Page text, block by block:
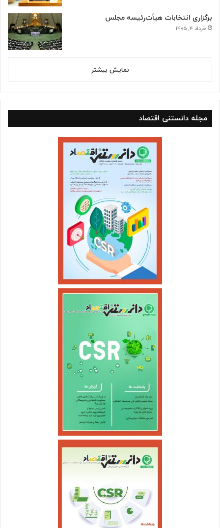
برگزاری انتخابات هیأت‌رئیسه مجلس
خرداد ۴, ۱۴۰۵
نمایش بیشتر
مجله دانستنی اقتصاد